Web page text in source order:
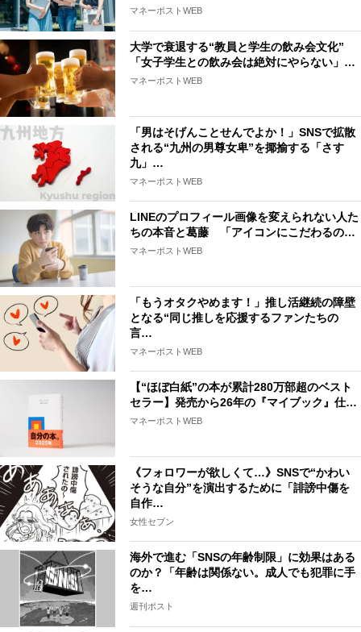
マネーポストWEB
大学で衰退する“教員と学生の飲み会文化”
「女子学生との飲み会は絶対にやらない」…
マネーポストWEB
「男はそげんことせんでよか！」SNSで拡散
される“九州の男尊女卑”を揶揄する「さす
九」…
マネーポストWEB
LINEのプロフィール画像を変えられない人た
ちの本音と葛藤 「アイコンにこだわるの…
マネーポストWEB
「もうオタクやめます！」推し活継続の障壁
となる“同じ推しを応援するファンたちの
言…
マネーポストWEB
【“ほぼ白紙”の本が累計280万部超のベスト
セラー】発売から26年の『マイブック』仕…
マネーポストWEB
《フォロワーが欲しくて…》SNSで“かわい
そうな自分”を演出するために「誹謗中傷を
自作…
女性セブン
海外で進む「SNSの年齢制限」に効果はある
のか？「年齢は関係ない。成人でも犯罪に手
を…
週刊ポスト